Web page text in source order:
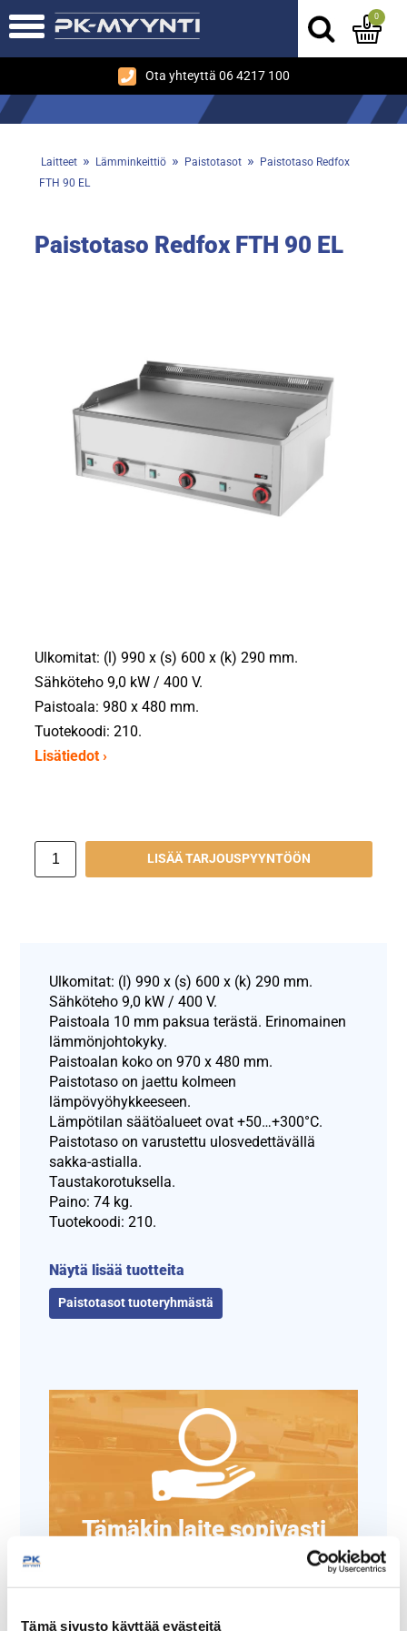
Tämä sivusto käyttää evästeitä
Ota yhteyttä 06 4217 100
0
Laitteet » Lämminkeittiö » Paistotasot »
Paistotaso Redfox
FTH 90 EL
Paistotaso Redfox FTH 90 EL
Ulkomitat: (l) 990 x (s) 600 x (k) 290 mm.
Sähköteho 9,0 kW / 400 V.
Paistoala: 980 x 480 mm.
Tuotekoodi: 210.
Lisätiedot ›
LISÄÄ TARJOUSPYYNTÖÖN
Ulkomitat: (l) 990 x (s) 600 x (k) 290 mm.
Sähköteho 9,0 kW / 400 V.
Paistoala 10 mm paksua terästä. Erinomainen
lämmönjohtokyky.
Paistoalan koko on 970 x 480 mm.
Paistotaso on jaettu kolmeen
lämpövyöhykkeeseen.
Lämpötilan säätöalueet ovat +50…+300°C.
Paistotaso on varustettu ulosvedettävällä
sakka-astialla.
Taustakorotuksella.
Paino: 74 kg.
Tuotekoodi: 210.
Näytä lisää tuotteita
Paistotasot tuoteryhmästä
Tämäkin laite sopivasti